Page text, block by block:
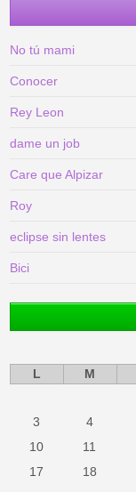
No tú mami
Conocer
Rey Leon
dame un job
Care que Alpizar
Roy
eclipse sin lentes
Bici
L
M
3
4
10
11
17
18